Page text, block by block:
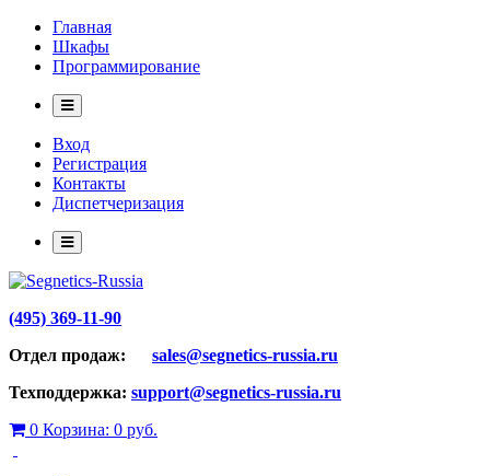
Главная
Шкафы
Программирование
Вход
Регистрация
Контакты
Диспетчеризация
(495) 369-11-90
Отдел продаж: sales@segnetics-russia.ru
Техподдержка: support@segnetics-russia.ru
0 Корзина: 0 руб.